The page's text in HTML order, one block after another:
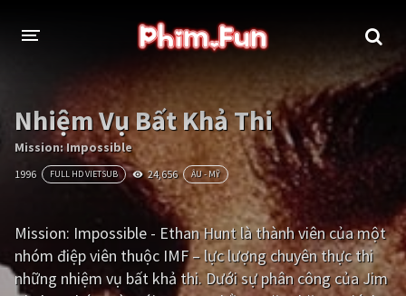
THỂ LOẠI
Thần thoại - Cổ trang Hành động
Tâm lý Chiến tranh
Nhạc kịch
Kinh dị Tội phạm - Hình sự
Phiêu lưu Hài hước
Nhiệm Vụ Bất Khả Thi
Mission: Impossible
1996 FULL HD VIETSUB 24,656 ÂU - MỸ
Mission: Impossible - Ethan Hunt là thành viên của một
nhóm điệp viên thuộc IMF – lực lượng chuyên thực thi
những nhiệm vụ bất khả thi. Dưới sự phân công của Jim